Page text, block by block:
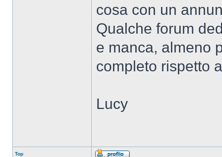
cosa con un
Qualche forum
e manca, almeno
completo rispetto
Lucy
Top